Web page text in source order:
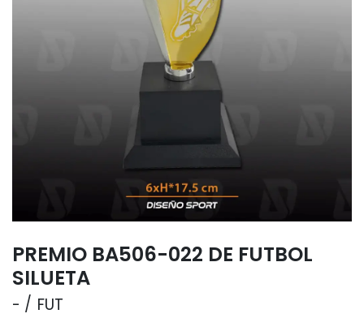
PREMIO BA506-022 DE FUTBOL
SILUETA
- FUT